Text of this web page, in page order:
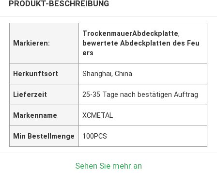
PRODUKT-BESCHREIBUNG
Markieren:
TrockenmauerAbdeckplatte,
bewertete Abdeckplatten des Feu
ers
Herkunftsort Shanghai, China
Lieferzeit 25-35 Tage nach bestätigen Auftrag
Markenname XCMETAL
Min Bestellmenge 100PCS
Sehen Sie mehr an